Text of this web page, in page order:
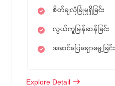
စိတ်ချလုံခြုံမှုရှိခြင်း
လွယ်ကူမြန်ဆန်ခြင်း
အဆင်ပြေချောမွေ့ခြင်း
Explore Detail